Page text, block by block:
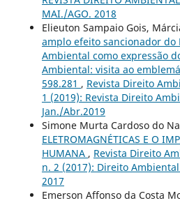
MAI./AGO. 2018
Elieuton Sampaio Gois,
amplo efeito sancionador do
Ambiental como expressão
Ambiental: visita ao
598.281 , Revista Direito
1 (2019): Revista Direito
Jan./Abr.2019
Simone Murta Cardoso do
ELETROMAGNÉTICAS E O
HUMANA , Revista Direito
n. 2 (2017): Direito
2017
Emerson Affonso da Costa